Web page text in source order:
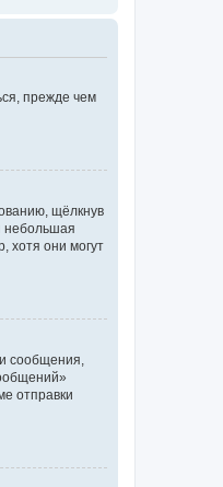
прежде чем
щёлкнув
небольшая
хотя они могут
сообщения,
отправки